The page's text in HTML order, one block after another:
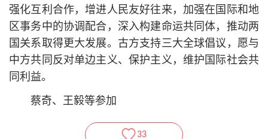
强化互利合作，增进人民友好往来，加强在国际和地
区事务中的协调配合，深入构建命运共同体，推动两
国关系取得更大发展。古方支持三大全球倡议，愿与
中方共同反对单边主义、保护主义，维护国际社会共
同利益。
蔡奇、王毅等参加
33